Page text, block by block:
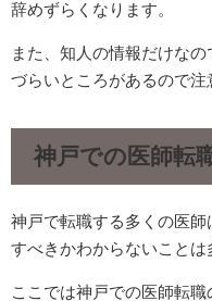
辞めずらくなります。
また、知人の情報だけな
づらいところがあるので注
神戸での医師転
神戸で転職する多くの医
すべきかわからないことは
ここでは神戸での医師転